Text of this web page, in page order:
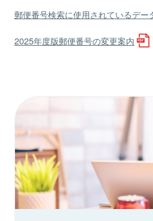
郵便番号検索に使用されているデー
2025年度版郵便番号の変更案内